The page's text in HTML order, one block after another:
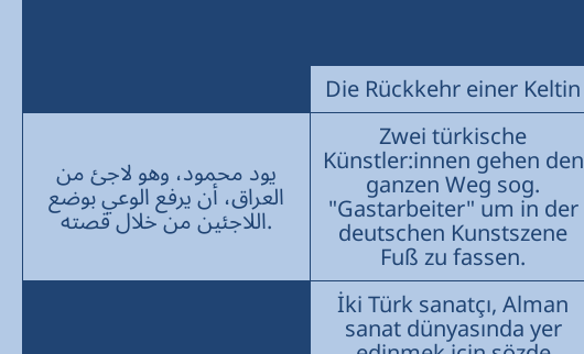
Die Rückkehr einer Keltin
يود محمود، وهو لاجئ من
العراق، أن يرفع الوعي بوضع
اللاجئين من خلال قصته.
Zwei türkische
Künstler:innen gehen den
ganzen Weg sog.
"Gastarbeiter" um in der
deutschen Kunstszene
Fuß zu fassen.
İki Türk sanatçı, Alman
sanat dünyasında yer